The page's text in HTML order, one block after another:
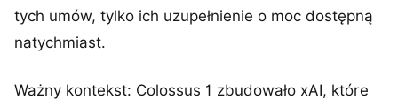
tych umów, tylko ich uzupełnienie o moc dostępną
natychmiast.
Ważny kontekst: Colossus 1 zbudowało xAI, które